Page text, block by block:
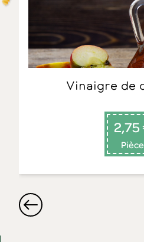
Vinaigre
2,75
Pièce